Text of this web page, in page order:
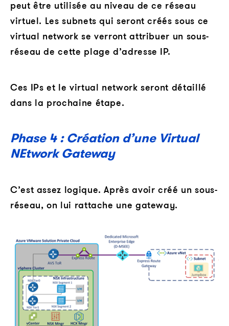
peut être utilisée au niveau de ce réseau
virtuel. Les subnets qui seront créés sous ce
virtual network se verront attribuer un sous-
réseau de cette plage d’adresse IP.
Ces IPs et le virtual network seront détaillé
dans la prochaine étape.
Phase 4 : Création d’une Virtual
NEtwork Gateway
C’est assez logique. Après avoir créé un sous-
réseau, on lui rattache une gateway.